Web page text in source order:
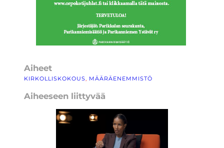
Aiheet
KIRKOLLISKOKOUS, MÄÄRÄENEMMISTÖ
Aiheeseen liittyvää